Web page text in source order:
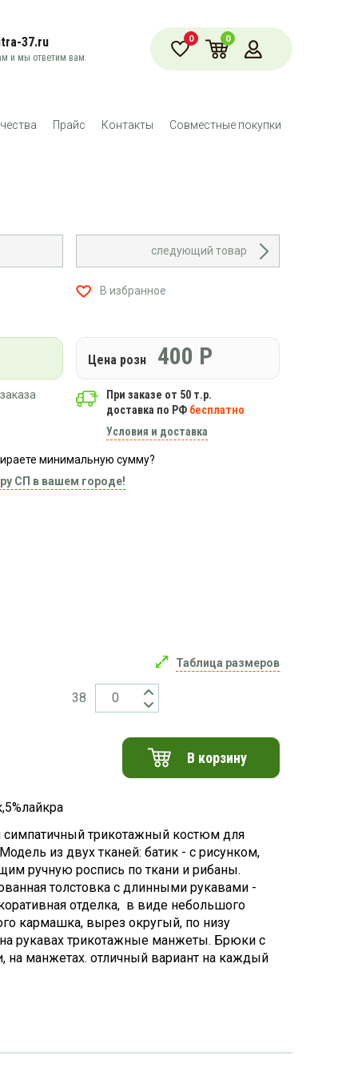
37.ru
и мы ответим вам.
0 0
Прайс Контакты Совместные покупки
следующий товар
В избранное
Цена розн 400 Р
При заказе от 50 т.р.
доставка по РФ бесплатно
Условия и доставка
минимальную сумму?
СП в вашем городе!
Таблица размеров
38
В корзину
трикотажный костюм для
из двух тканей: батик - с рисунком,
ручную роспись по ткани и рибаны.
толстовка с длинными рукавами -
отделка, в виде небольшого
кармашка, вырез округый, по низу
рукавах трикотажные манжеты. Брюки с
на манжетах. отличный вариант на каждый